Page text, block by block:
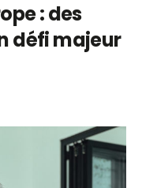
: des
défi majeur